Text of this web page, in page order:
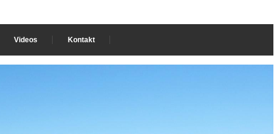
Videos Kontakt